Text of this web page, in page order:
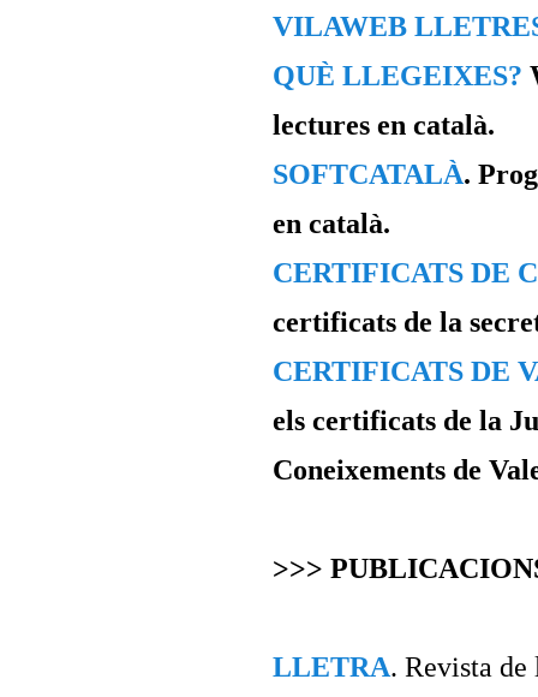
VILAWEB
QUÈ LLEGEIXES?
lectures en català.
SOFTCATALÀ.
en català.
CERTIFICATS DE
certificats de la
CERTIFICATS DE
els certificats de la
Coneixements de
>>>
LLETRA. Revista